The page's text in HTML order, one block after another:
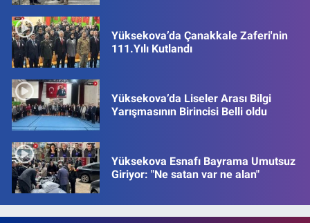
Yüksekova’da Çanakkale Zaferi'nin
111.Yılı Kutlandı
Yüksekova’da Liseler Arası Bilgi
Yarışmasının Birincisi Belli oldu
Yüksekova Esnafı Bayrama Umutsuz
Giriyor: "Ne satan var ne alan"